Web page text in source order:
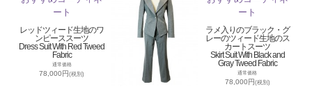
レッドツィード生地のワ
ンピーススーツ
Dress Suit With Red Tweed
Fabric
通常価格
78,000円(税別)
ラメ入りのブラック・グ
レーのツィード生地のス
カートスーツ
Skirt Suit With Black and
Gray Tweed Fabric
通常価格
78,000円(税別)